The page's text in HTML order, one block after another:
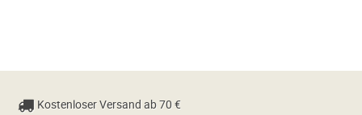
Kostenloser Versand ab 70 €